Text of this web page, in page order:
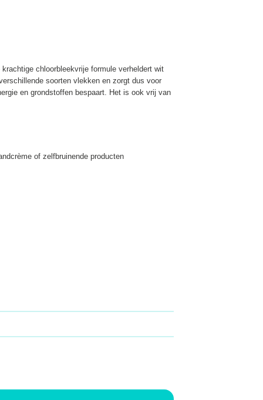
chloorbleekvrije formule verheldert wit
soorten vlekken en zorgt dus voor
en grondstoffen bespaart. Het is ook vrij van
of zelfbruinende producten